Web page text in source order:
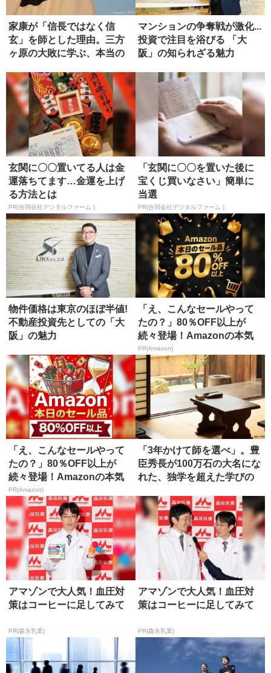
家康が「信長ではなく信
玄」を師とした理由。三方
ヶ原の大敗に学ぶ、本当の
マンションの争奪戦が激化...
投資で注目を浴びる 「大
阪」の知られざる魅力
玄関に〇〇置いてる人は金
運落ちてます…金運を上げ
る方法とは
PR(合同会社デジタルファーム )
「玄関に〇〇を置いた後に
宝くじ買いなさい」簡単に
当選
PR(合同会社デジタルファーム )
物件価格は東京のほぼ半値!
不動産投資先としての「大
阪」の魅力
「え、こんなセールやって
たの？」80％OFF以上が
続々登場！Amazonの本気
が...
PR(Amazon)
「え、こんなセールやって
たの？」80％OFF以上が
続々登場！Amazonの本気
が...
PR(Amazon)
「3年かけて師を選べ」。豊
臣秀長が100万石の大名にな
れた、独学を超えた学びの
アマゾンで大人気！血圧対
策はコーヒーに足してみて
PR(森永乳業)
アマゾンで大人気！血圧対
策はコーヒーに足してみて
PR(森永乳業)